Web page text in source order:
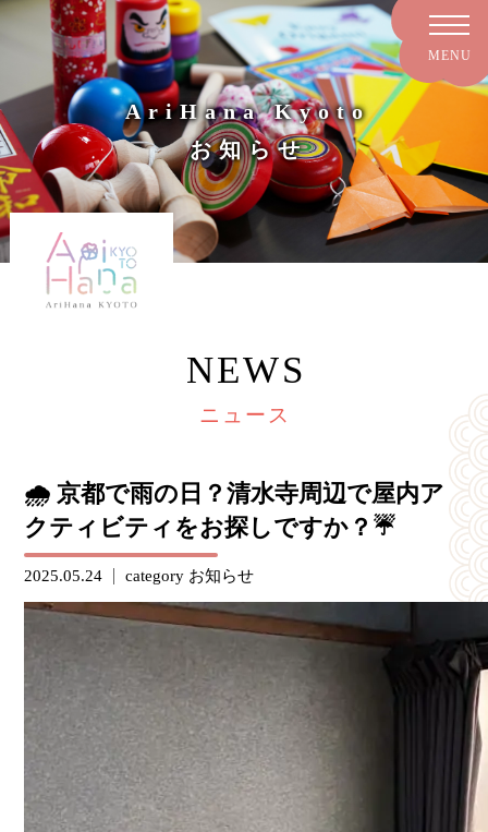
AriHana Kyoto
お知らせ
NEWS
ニュース
🌧️ 京都で雨の日？清水寺周辺で屋内ア
クティビティをお探しですか？☔
2025.05.24 category お知らせ